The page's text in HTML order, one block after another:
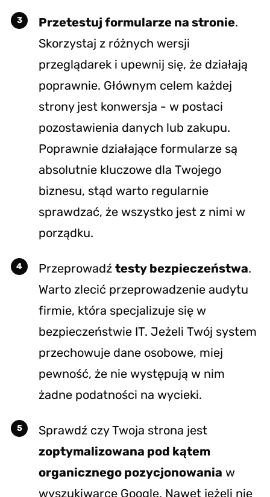
Przetestuj formularze na stronie.
Skorzystaj z różnych wersji
przeglądarek i upewnij się, że działają
poprawnie. Głównym celem każdej
strony jest konwersja - w postaci
pozostawienia danych lub zakupu.
Poprawnie działające formularze są
absolutnie kluczowe dla Twojego
biznesu, stąd warto regularnie
sprawdzać, że wszystko jest z nimi w
porządku.
Przeprowadź testy bezpieczeństwa.
Warto zlecić przeprowadzenie audytu
firmie, która specjalizuje się w
bezpieczeństwie IT. Jeżeli Twój system
przechowuje dane osobowe, miej
pewność, że nie występują w nim
żadne podatności na wycieki.
Sprawdź czy Twoja strona jest
zoptymalizowana pod kątem
organicznego pozycjonowania w
wyszukiwarce Google. Nawet jeżeli nie